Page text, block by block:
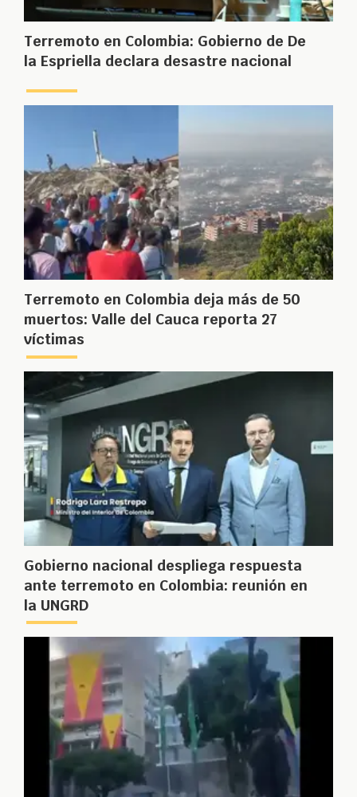
Terremoto en Colombia: Gobierno de De
la Espriella declara desastre nacional
Terremoto en Colombia deja más de 50
muertos: Valle del Cauca reporta 27
víctimas
Gobierno nacional despliega respuesta
ante terremoto en Colombia: reunión en
la UNGRD